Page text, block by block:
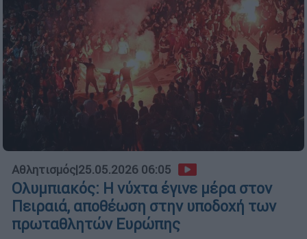
Αθλητισμός|25.05.2026 06:05
Ολυμπιακός: Η νύχτα έγινε μέρα στον
Πειραιά, αποθέωση στην υποδοχή των
πρωταθλητών Ευρώπης